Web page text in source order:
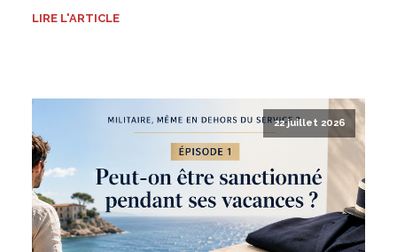
LIRE L'ARTICLE
22 juillet 2026